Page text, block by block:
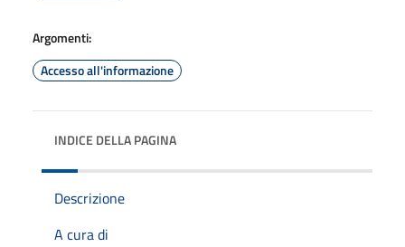
Argomenti:
Accesso all'informazione
INDICE DELLA PAGINA
Descrizione
A cura di